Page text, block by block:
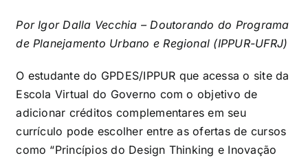
Por Igor Dalla Vecchia – Doutorando do Programa
de Planejamento Urbano e Regional (IPPUR-UFRJ)
O estudante do GPDES/IPPUR que acessa o site da
Escola Virtual do Governo com o objetivo de
adicionar créditos complementares em seu
currículo pode escolher entre as ofertas de cursos
como “Princípios do Design Thinking e Inovação